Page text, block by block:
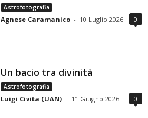
Astrofotografia
Agnese Caramanico - 10 Luglio 2026 0
Un bacio tra divinità
Astrofotografia
Luigi Civita (UAN) - 11 Giugno 2026 0